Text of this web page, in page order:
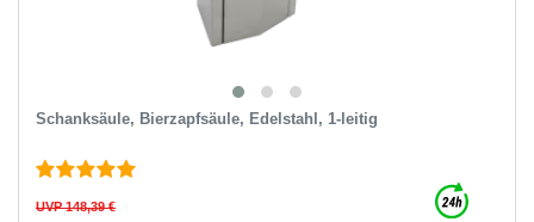
Schanksäule, Bierzapfsäule, Edelstahl, 1-leitig
UVP 148,39 €